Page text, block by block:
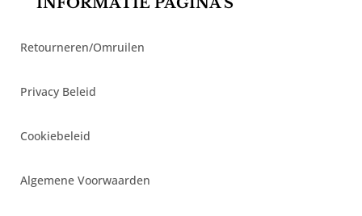
Retourneren/Omruilen
Privacy Beleid
Cookiebeleid
Algemene Voorwaarden